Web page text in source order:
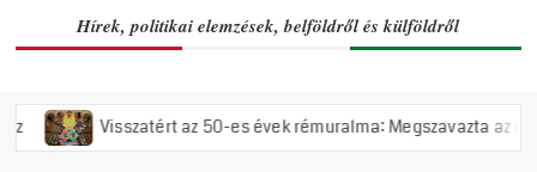
Hírek, politikai elemzések, belföldről és külföldről
az 50-es évek rémuralma: Megszavazta az országgyűlés a